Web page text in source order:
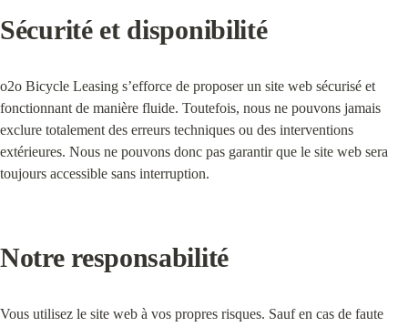
Sécurité et disponibilité
o2o Bicycle Leasing s’efforce de proposer un site web sécurisé et
fonctionnant de manière fluide. Toutefois, nous ne pouvons jamais
exclure totalement des erreurs techniques ou des interventions
extérieures. Nous ne pouvons donc pas garantir que le site web sera
toujours accessible sans interruption.
Notre responsabilité
Vous utilisez le site web à vos propres risques. Sauf en cas de faute